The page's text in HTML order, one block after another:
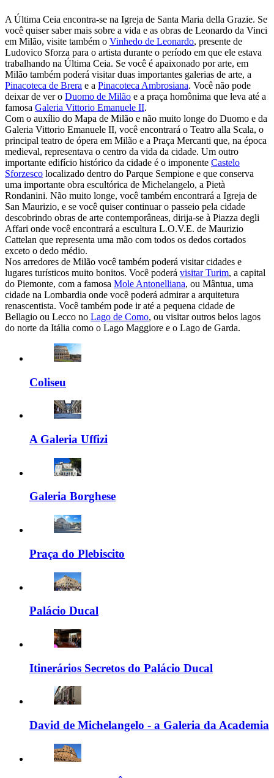
A Última Ceia encontra-se na Igreja de Santa Maria della Grazie. Se
você quiser saber mais sobre a vida e as obras de Leonardo da Vinci
em Milão, visite também o Vinhedo de Leonardo, presente de
Ludovico Sforza para o artista durante o período em que ele estava
trabalhando na Última Ceia. Se você é apaixonado por arte, em
Milão também poderá visitar duas importantes galerias de arte, a
Pinacoteca de Brera e a Pinacoteca Ambrosiana. Você não pode
deixar de ver o Duomo de Milão e a praça homônima que leva até a
famosa Galeria Vittorio Emanuele II.
Com o auxílio do Mapa de Milão e não muito longe do Duomo e da
Galeria Vittorio Emanuele II, você encontrará o Teatro alla Scala, o
principal teatro de ópera em Milão e a Praça Mercanti que, na época
medieval, representava o centro da vida da cidade. Um outro
importante edifício histórico da cidade é o imponente Castelo
Sforzesco localizado dentro do Parque Sempione e que conserva
uma importante obra escultórica de Michelangelo, a Pietà
Rondanini. Não muito longe, você também encontrará a Igreja de
San Maurizio, e se você quiser continuar o passeio pela cidade
descobrindo obras de arte contemporâneas, dirija-se à Piazza degli
Affari onde você encontrará a escultura L.O.V.E. de Maurizio
Cattelan que representa uma mão com todos os dedos cortados
exceto o dedo médio.
Nos arredores de Milão você também poderá visitar cidades e
lugares turísticos muito bonitos. Você poderá visitar Turim, a capital
do Piemonte, com a famosa Mole Antonelliana, ou Mântua, uma
cidade na Lombardia onde você poderá admirar a arquitetura
renascentista. Você também pode ir até a pequena cidade de
Bellagio ou Lecco no Lago de Como, ou visitar outros belos lagos
do norte da Itália como o Lago Maggiore e o Lago de Garda.
Coliseu
A Galeria Uffizi
Galeria Borghese
Praça do Plebiscito
Palácio Ducal
Itinerários Secretos do Palácio Ducal
David de Michelangelo - a Galeria da Academia